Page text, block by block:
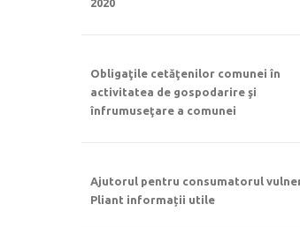
Obligaţile cetăţenilor comunei în
activitatea de gospodarire şi
înfrumuseţare a comunei
Ajutorul pentru consumatorul
Pliant informații utile